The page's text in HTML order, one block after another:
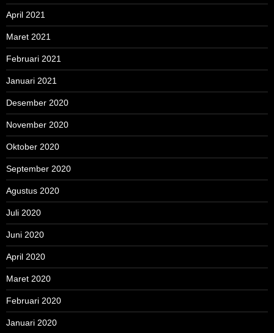
April 2021
Maret 2021
Februari 2021
Januari 2021
Desember 2020
November 2020
Oktober 2020
September 2020
Agustus 2020
Juli 2020
Juni 2020
April 2020
Maret 2020
Februari 2020
Januari 2020